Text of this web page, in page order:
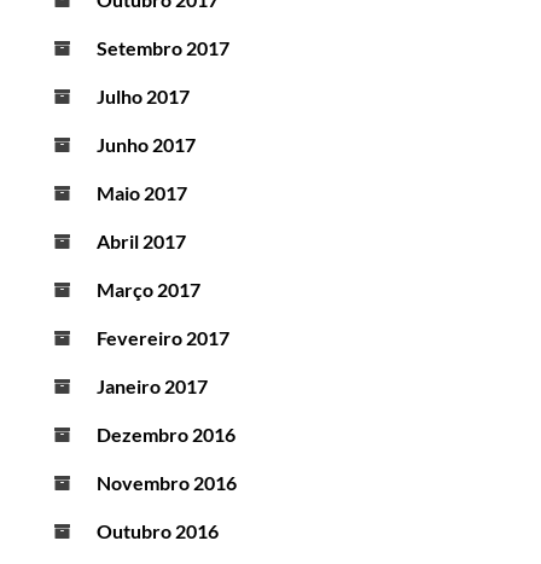
Setembro 2017
Julho 2017
Junho 2017
Maio 2017
Abril 2017
Março 2017
Fevereiro 2017
Janeiro 2017
Dezembro 2016
Novembro 2016
Outubro 2016